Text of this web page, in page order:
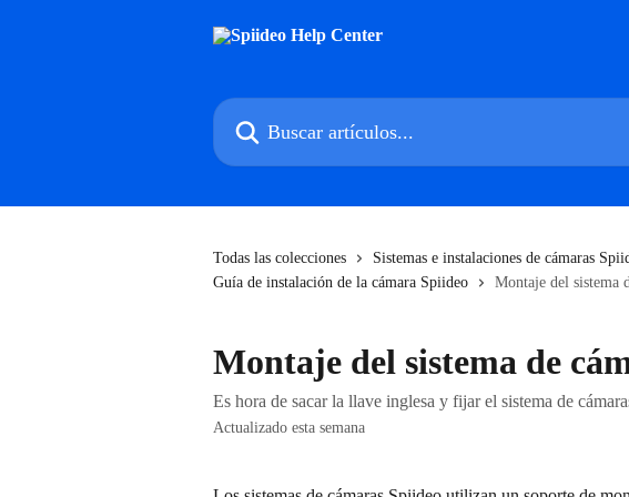
Buscar artículos...
Todas las colecciones
Sistemas e instalaciones de cámaras
Guía de instalación de la cámara Spiideo
Montaje del sistema
Montaje del sistema de
Es hora de sacar la llave inglesa y fijar el sistema de
Actualizado esta semana